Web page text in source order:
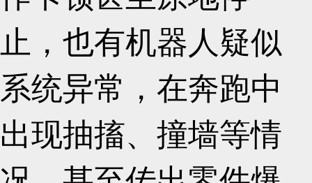
止，也有机器人疑似
系统异常，在奔跑中
出现抽搐、撞墙等情